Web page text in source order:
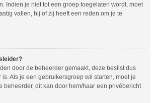
Indien je niet tot een groep toegelaten wordt, moet
vallen, hij of zij heeft een reden om je te
door de beheerder gemaakt, deze beslist dus
Als je een gebruikersgroep wil starten, moet je
beheerder, dit kan door hem/haar een privébericht